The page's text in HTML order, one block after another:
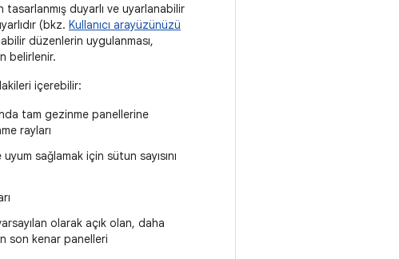
duyarlı ve uyarlanabilir
(bkz. Kullanıcı arayüzünüzü
düzenlerin uygulanması,
belirlenir.
içerebilir:
tam gezinme panellerine
rayları
sağlamak için sütun sayısını
olarak açık olan, daha
son kenar panelleri